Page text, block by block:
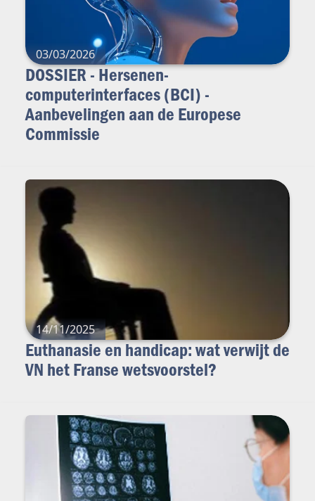
03/03/2026
DOSSIER - Hersenen-
computerinterfaces (BCI) -
Aanbevelingen aan de Europese
Commissie
14/11/2025
Euthanasie en handicap: wat verwijt de
VN het Franse wetsvoorstel?